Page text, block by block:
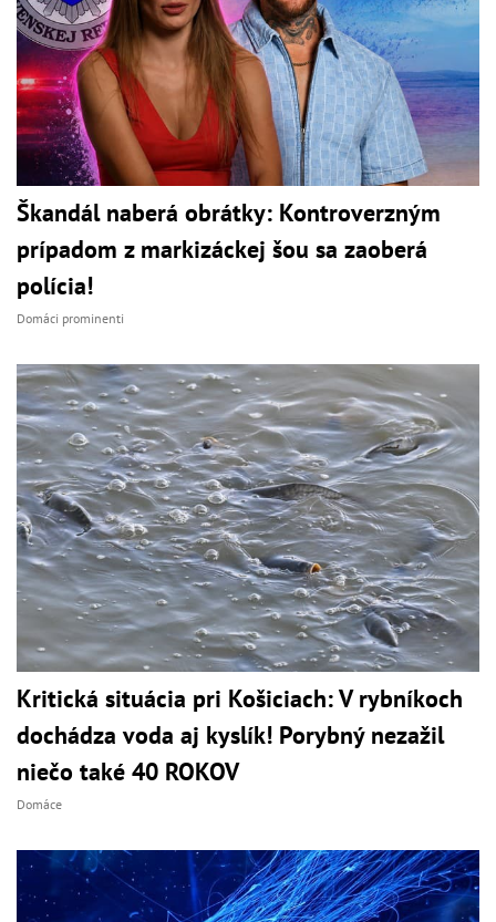
Škandál naberá obrátky: Kontroverzným
prípadom z markizáckej šou sa zaoberá
polícia!
Domáci prominenti
Kritická situácia pri Košiciach: V rybníkoch
dochádza voda aj kyslík! Porybný nezažil
niečo také 40 ROKOV
Domáce